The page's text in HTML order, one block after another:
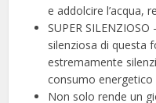
e addolcire l’acqua,
SUPER
silenziosa di questa
estremamente
consumo energetico
Non solo rende un